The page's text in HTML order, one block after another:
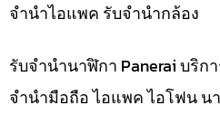
จำนำไอแพค รับจำนำกล้อง
รับจำนำนาฬิกา Panerai บริก
จำนำมือถือ ไอแพค ไอโฟน น